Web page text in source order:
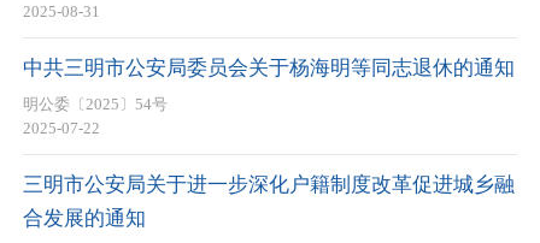
2025-08-31
中共三明市公安局委员会关于杨海明等同志退休的通知
明公委〔2025〕54号
2025-07-22
三明市公安局关于进一步深化户籍制度改革促进城乡融
合发展的通知